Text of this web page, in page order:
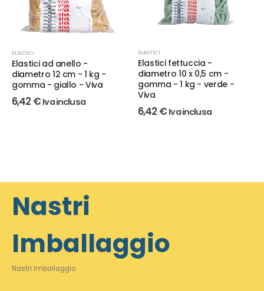
ELASTICI
Elastici ad anello -
diametro 12 cm - 1 kg -
gomma - giallo - Viva
6,42 € Iva inclusa
ELASTICI
Elastici fettuccia -
diametro 10 x 0,5 cm -
gomma - 1 kg - verde -
Viva
6,42 € Iva inclusa
Nastri
Imballaggio
Nastri Imballaggio